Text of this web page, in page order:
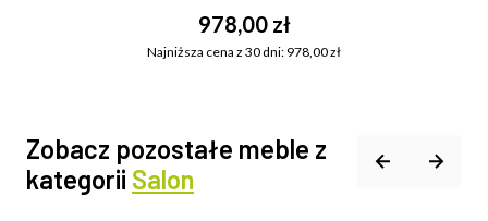
978,00 zł
Najniższa cena z 30 dni: 978,00 zł
Zobacz pozostałe meble z
kategorii Salon